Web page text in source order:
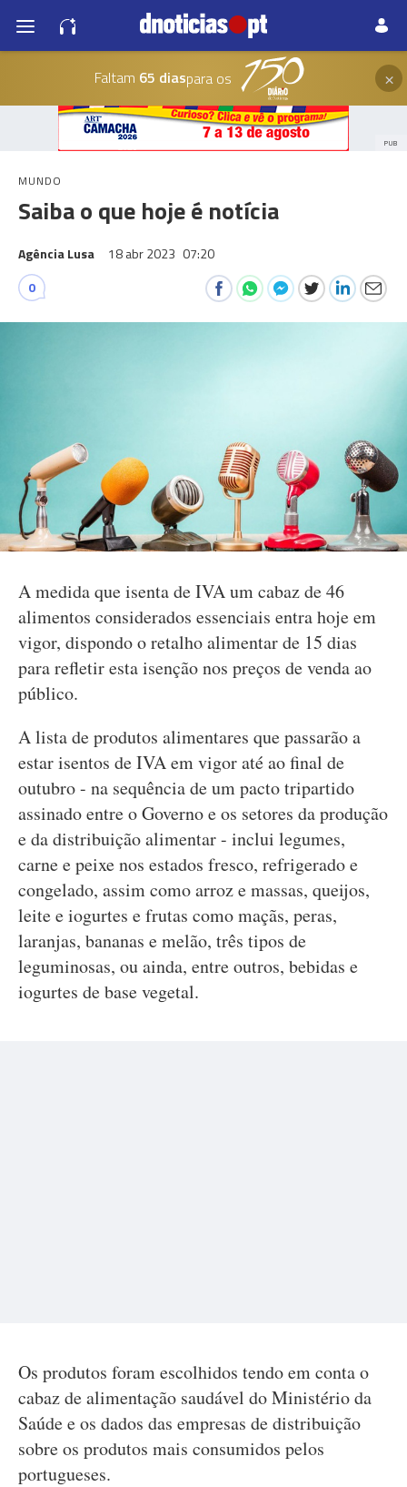
Faltam 65 diaspara os ×
PUB
MUNDO
Saiba o que hoje é notícia
Agência Lusa 18 abr 2023 07:20
0
A medida que isenta de IVA um cabaz de 46
alimentos considerados essenciais entra hoje em
vigor, dispondo o retalho alimentar de 15 dias
para refletir esta isenção nos preços de venda ao
público.
A lista de produtos alimentares que passarão a
estar isentos de IVA em vigor até ao final de
outubro - na sequência de um pacto tripartido
assinado entre o Governo e os setores da produção
e da distribuição alimentar - inclui legumes,
carne e peixe nos estados fresco, refrigerado e
congelado, assim como arroz e massas, queijos,
leite e iogurtes e frutas como maçãs, peras,
laranjas, bananas e melão, três tipos de
leguminosas, ou ainda, entre outros, bebidas e
iogurtes de base vegetal.
Os produtos foram escolhidos tendo em conta o
cabaz de alimentação saudável do Ministério da
Saúde e os dados das empresas de distribuição
sobre os produtos mais consumidos pelos
portugueses.